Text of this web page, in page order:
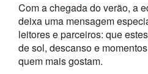
Com a chegada do verão, a
deixa uma mensagem
leitores e parceiros: que
de sol, descanso e
quem mais gostam.